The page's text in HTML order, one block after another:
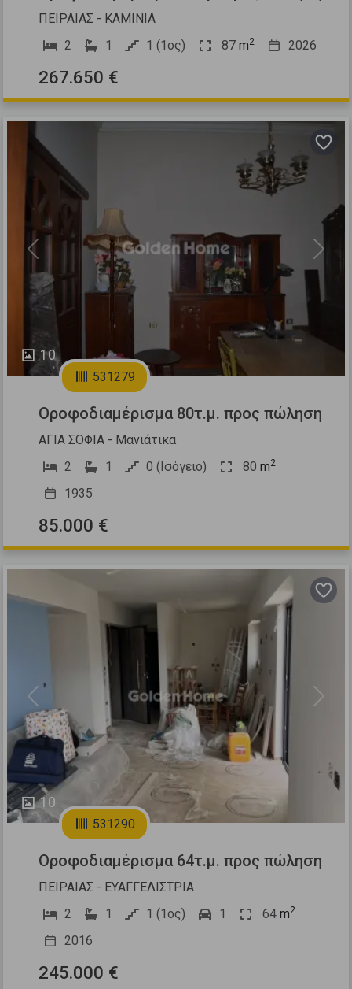
ΠΕΙΡΑΙΑΣ - ΚΑΜΙΝΙΑ
2
1 1 (1ος) 87 m2 2026
267.650 €
10
Previous Next
531279
Οροφοδιαμέρισμα 80τ.μ. προς πώληση
ΑΓΙΑ ΣΟΦΙΑ - Μανιάτικα
2
1 0 (Ισόγειο) 80 m2
1935
85.000 €
10
Previous Next
531290
Οροφοδιαμέρισμα 64τ.μ. προς πώληση
ΠΕΙΡΑΙΑΣ - ΕΥΑΓΓΕΛΙΣΤΡΙΑ
2
1 1 (1ος) 1 64 m2
2016
245.000 €